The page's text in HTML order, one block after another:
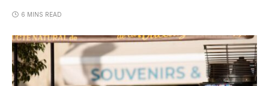
6 MINS READ